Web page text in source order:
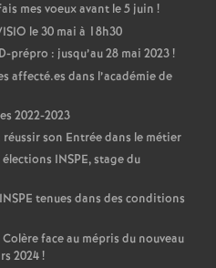
mes voeux avant le 5 juin !
le 30 mai à 18h30
-prépro : jusqu’au 28 mai 2023!
affecté.es dans l’académie de
2022-2023
son Entrée dans le métier
INSPE, stage du
INSPE tenues dans des conditions
face au mépris du nouveau
2024!